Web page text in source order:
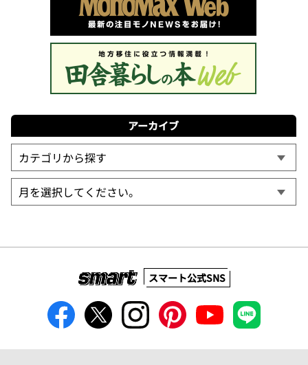
アーカイブ
スマート公式SNS